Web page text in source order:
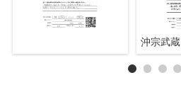
沖宗武蔵